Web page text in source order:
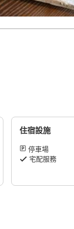
住宿設施
停車場
宅配服務